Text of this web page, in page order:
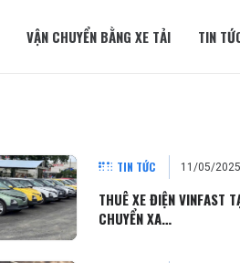
VẬN CHUYỂN BẰNG XE TẢI TIN
TIN TỨC 11/05/2025
THUÊ XE ĐIỆN VINFAST
CHUYỂN XA…